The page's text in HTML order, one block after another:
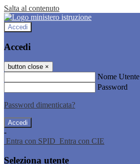
Salta al contenuto
Accedi
Accedi
button close ×
Nome Utente
Password
Password dimenticata?
-
Entra con SPID Entra con CIE
Seleziona utente